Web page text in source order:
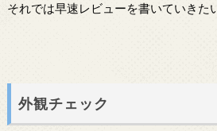
それでは早速レビューを書いていきた
外観チェック